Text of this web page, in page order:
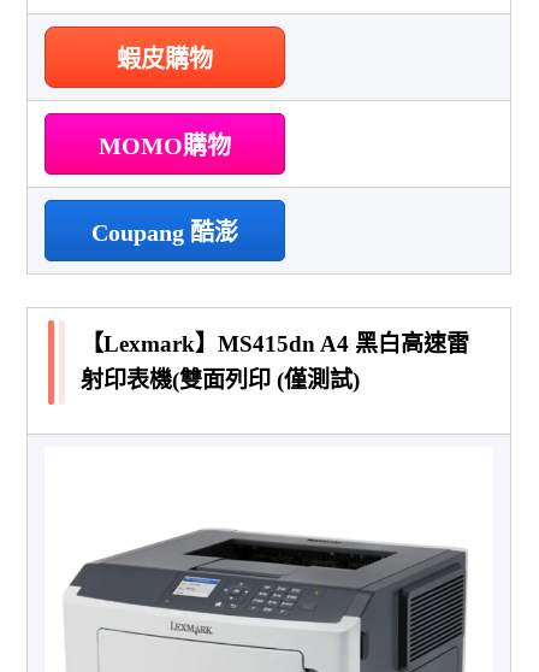
蝦皮購物
MOMO購物
Coupang 酷澎
【Lexmark】MS415dn A4 黑白高速雷
射印表機(雙面列印 (僅測試)